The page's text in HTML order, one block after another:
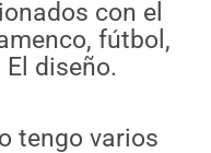
con el
fútbol,
diseño.
tengo varios